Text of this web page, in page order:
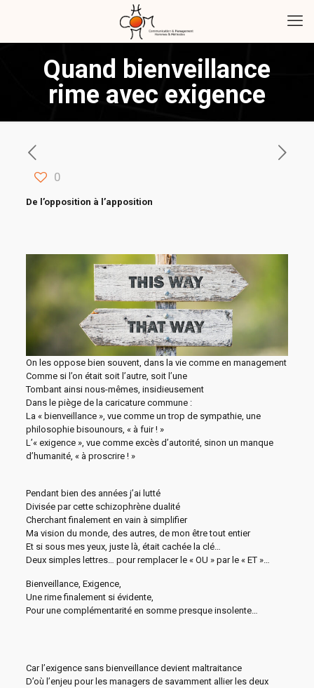
Quand bienveillance
rime avec exigence
0
De l’opposition à l’apposition
On les oppose bien souvent, dans la vie comme en management
Comme si l’on était soit l’autre, soit l’une
Tombant ainsi nous-mêmes, insidieusement
Dans le piège de la caricature commune :
La « bienveillance », vue comme un trop de sympathie, une
philosophie bisounours, « à fuir ! »
L’« exigence », vue comme excès d’autorité, sinon un manque
d’humanité, « à proscrire ! »
Pendant bien des années j’ai lutté
Divisée par cette schizophrène dualité
Cherchant finalement en vain à simplifier
Ma vision du monde, des autres, de mon être tout entier
Et si sous mes yeux, juste là, était cachée la clé…
Deux simples lettres… pour remplacer le « OU » par le « ET »…
Bienveillance, Exigence,
Une rime finalement si évidente,
Pour une complémentarité en somme presque insolente…
Car l’exigence sans bienveillance devient maltraitance
D’où l’enjeu pour les managers de savamment allier les deux